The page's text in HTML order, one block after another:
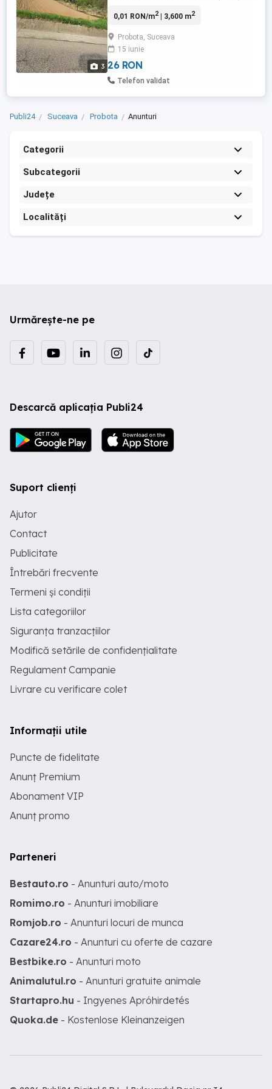
3
0,01 RON/m2| 3,600 m2
Probota, Suceava
15 iunie
26 RON
Telefon validat
Publi24 Suceava Probota Anunturi
Categorii
Subcategorii
Județe
Localități
Urmărește-ne pe
Descarcă aplicația Publi24
Suport clienți
Ajutor
Contact
Publicitate
Întrebări frecvente
Termeni și condiții
Lista categoriilor
Siguranța tranzacțiilor
Modifică setările de confidențialitate
Regulament Campanie
Livrare cu verificare colet
Informații utile
Puncte de fidelitate
Anunț Premium
Abonament VIP
Anunț promo
Parteneri
Bestauto.ro - Anunturi auto/moto
Romimo.ro - Anunturi imobiliare
Romjob.ro - Anunturi locuri de munca
Cazare24.ro - Anunturi cu oferte de cazare
Bestbike.ro - Anunturi moto
Animalutul.ro - Anunturi gratuite animale
Startapro.hu - Ingyenes Apróhirdetés
Quoka.de - Kostenlose Kleinanzeigen